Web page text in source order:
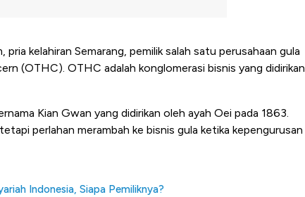
kelahiran Semarang, pemilik salah satu perusahaan gula
(OTHC). OTHC adalah konglomerasi bisnis yang didirikan
Kian Gwan yang didirikan oleh ayah Oei pada 1863.
perlahan merambah ke bisnis gula ketika kepengurusan
Indonesia, Siapa Pemiliknya?